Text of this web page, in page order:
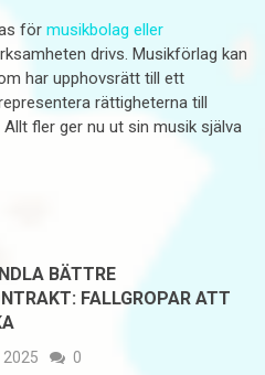
för musikbolag eller
drivs. Musikförlag kan
har upphovsrätt till ett
rättigheterna till
fler ger nu ut sin musik själva
BÄTTRE
FALLGROPAR ATT
2025 0